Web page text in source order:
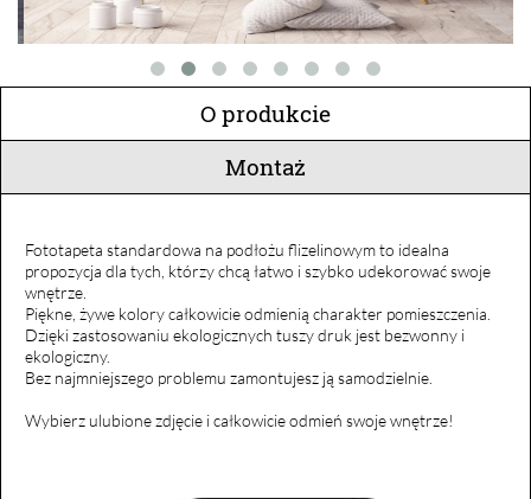
O produkcie
Montaż
Fototapeta standardowa na podłożu flizelinowym to idealna
propozycja dla tych, którzy chcą łatwo i szybko udekorować swoje
wnętrze.
Piękne, żywe kolory całkowicie odmienią charakter pomieszczenia.
Dzięki zastosowaniu ekologicznych tuszy druk jest bezwonny i
ekologiczny.
Bez najmniejszego problemu zamontujesz ją samodzielnie.
Wybierz ulubione zdjęcie i całkowicie odmień swoje wnętrze!